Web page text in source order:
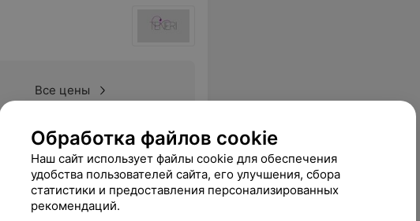
Все цены
Обработка файлов cookie
Наш сайт использует файлы cookie для обеспечения
удобства пользователей сайта, его улучшения, сбора
статистики и предоставления персонализированных
рекомендаций.